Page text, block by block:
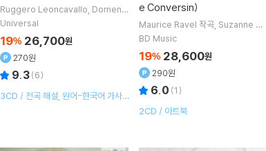
Ruggero Leoncavallo Domenic
o Scarlatti
Universal
19% 26,700원
270원
9.3(6)
3CD / 전곡 해설, 원어-한국어 가사
e Conversin)
Maurice Ravel 작곡 Suzanne Da
nco Gerard Souzay
BD Music
19% 28,600원
290원
6.0 (1)
2CD / 아트북